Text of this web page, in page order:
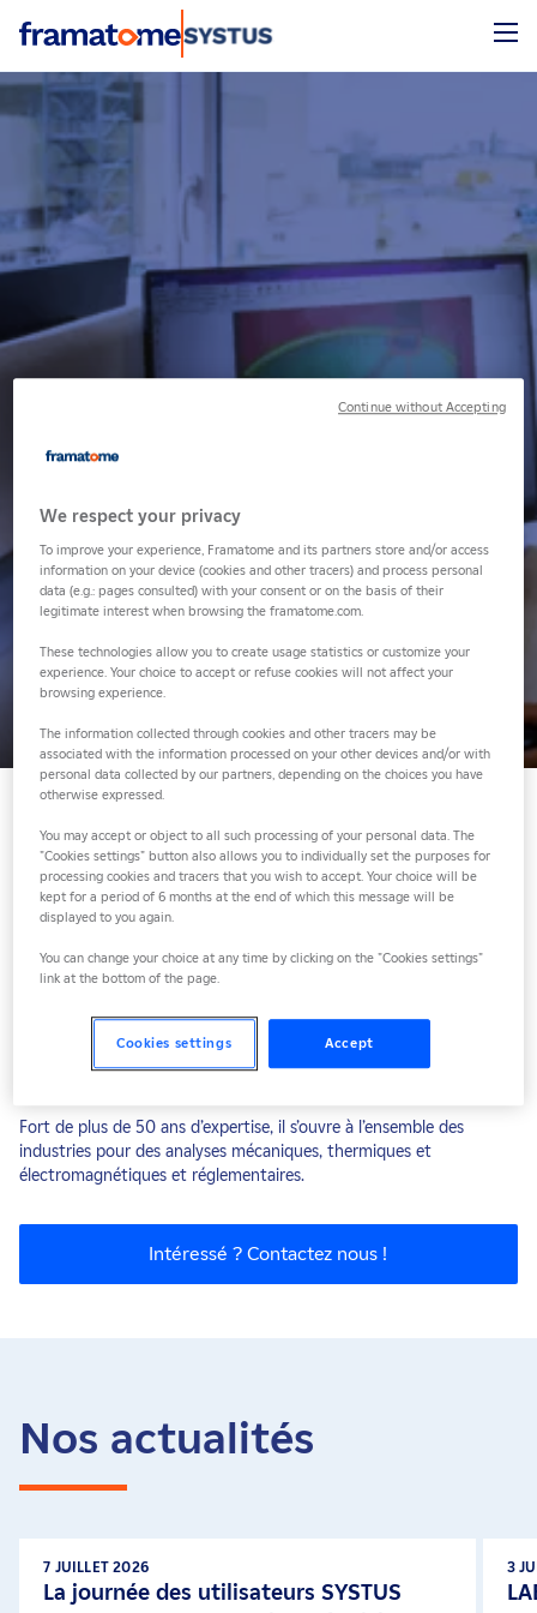
Aller directement au contenu
SYSTUS – le logiciel
par éléments finis
100% français
développé par
Framatome
SYSTUS, la simulation multi-
physique de référence issue
du nucléaire
nucléaire, SYSTUS est un logiciel de simulation multi-physique par
Fort de plus de 50 ans d’expertise, il s’ouvre à l’ensemble des
industries pour des analyses mécaniques, thermiques et
électromagnétiques et réglementaires.
Intéressé ? Contactez nous !
Nos actualités
7 JUILLET 2026
La journée des utilisateurs SYSTUS
3
We respect your privacy
To improve your experience, Framatome and its partners store and/or access
information on your device (cookies and other tracers) and process personal
data (e.g.: pages consulted) with your consent or on the basis of their
legitimate interest when browsing the framatome.com.
These technologies allow you to create usage statistics or customize your
experience. Your choice to accept or refuse cookies will not affect your
browsing experience.
The information collected through cookies and other tracers may be
associated with the information processed on your other devices and/or with
personal data collected by our partners, depending on the choices you have
otherwise expressed.
You may accept or object to all such processing of your personal data. The
"Cookies settings" button also allows you to individually set the purposes for
processing cookies and tracers that you wish to accept. Your choice will be
kept for a period of 6 months at the end of which this message will be
displayed to you again.
You can change your choice at any time by clicking on the "Cookies settings"
link at the bottom of the page.
Cookies settings Accept
Continue without Accepting